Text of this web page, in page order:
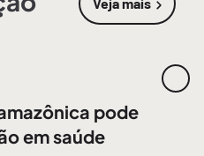
sobre
pode
em saúde